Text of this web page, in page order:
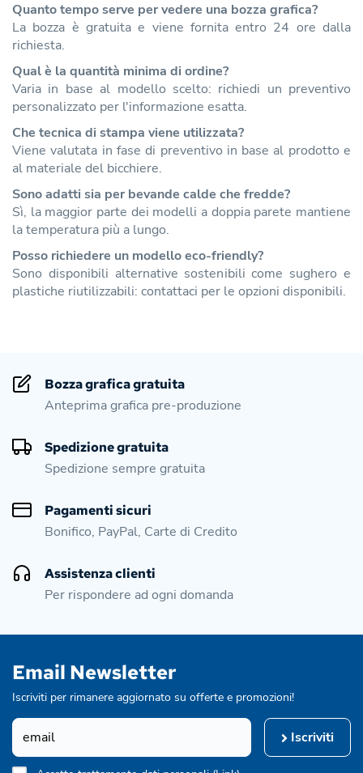
Quanto tempo serve per vedere una bozza grafica?
La bozza è gratuita e viene fornita entro 24 ore dalla
richiesta.
Qual è la quantità minima di ordine?
Varia in base al modello scelto: richiedi un preventivo
personalizzato per l'informazione esatta.
Che tecnica di stampa viene utilizzata?
Viene valutata in fase di preventivo in base al prodotto e
al materiale del bicchiere.
Sono adatti sia per bevande calde che fredde?
Sì, la maggior parte dei modelli a doppia parete mantiene
la temperatura più a lungo.
Posso richiedere un modello eco-friendly?
Sono disponibili alternative sostenibili come sughero e
plastiche riutilizzabili: contattaci per le opzioni disponibili.
Bozza grafica gratuita
Anteprima grafica pre-produzione
Spedizione gratuita
Spedizione sempre gratuita
Pagamenti sicuri
Bonifico, PayPal, Carte di Credito
Assistenza clienti
Per rispondere ad ogni domanda
Email Newsletter
Iscriviti per rimanere aggiornato su offerte e promozioni!
Iscriviti